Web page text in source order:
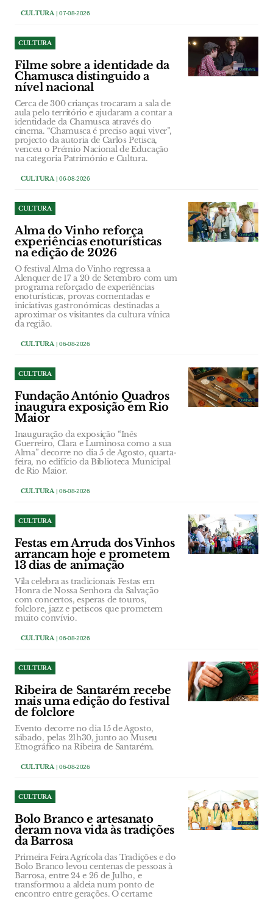
CULTURA| 07-08-2026
CULTURA
Filme sobre a identidade da
Chamusca distinguido a
nível nacional
Cerca de 300 crianças trocaram a sala de
aula pelo território e ajudaram a contar a
identidade da Chamusca através do
cinema. “Chamusca é preciso aqui viver”,
projecto da autoria de Carlos Petisca,
venceu o Prémio Nacional de Educação
na categoria Património e Cultura.
CULTURA| 06-08-2026
CULTURA
Alma do Vinho reforça
experiências enoturísticas
na edição de 2026
O festival Alma do Vinho regressa a
Alenquer de 17 a 20 de Setembro com um
programa reforçado de experiências
enoturísticas, provas comentadas e
iniciativas gastronómicas destinadas a
aproximar os visitantes da cultura vínica
da região.
CULTURA| 06-08-2026
CULTURA
Fundação António Quadros
inaugura exposição em Rio
Maior
Inauguração da exposição “Inês
Guerreiro, Clara e Luminosa como a sua
Alma” decorre no dia 5 de Agosto, quarta-
feira, no edifício da Biblioteca Municipal
de Rio Maior.
CULTURA| 06-08-2026
CULTURA
Festas em Arruda dos Vinhos
arrancam hoje e prometem
13 dias de animação
Vila celebra as tradicionais Festas em
Honra de Nossa Senhora da Salvação
com concertos, esperas de touros,
folclore, jazz e petiscos que prometem
muito convívio.
CULTURA| 06-08-2026
CULTURA
Ribeira de Santarém recebe
mais uma edição do festival
de folclore
Evento decorre no dia 15 de Agosto,
sábado, pelas 21h30, junto ao Museu
Etnográfico na Ribeira de Santarém.
CULTURA| 06-08-2026
CULTURA
Bolo Branco e artesanato
deram nova vida às tradições
da Barrosa
Primeira Feira Agrícola das Tradições e do
Bolo Branco levou centenas de pessoas à
Barrosa, entre 24 e 26 de Julho, e
transformou a aldeia num ponto de
encontro entre gerações. O certame